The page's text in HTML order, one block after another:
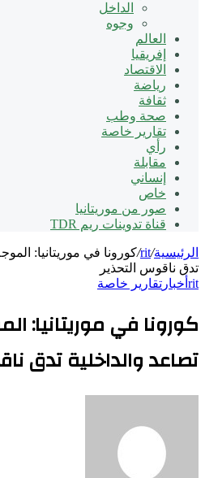
الداخل
وجوه
العالم
إفريقيا
الاقتصاد
رياضة
ثقافة
صحة وطب
تقارير خاصة
رأي
مقابلة
إنساني
خاص
صور من موريتانيا
قناة تدوينات ريم TDR
الرئيسية/
rit
/كورونا في موريتانيا:
تدق ناقوس التحذير
rit أخبار تقارير خاصة
كورونا في موريتانيا:
تصاعد والداخلية تدق